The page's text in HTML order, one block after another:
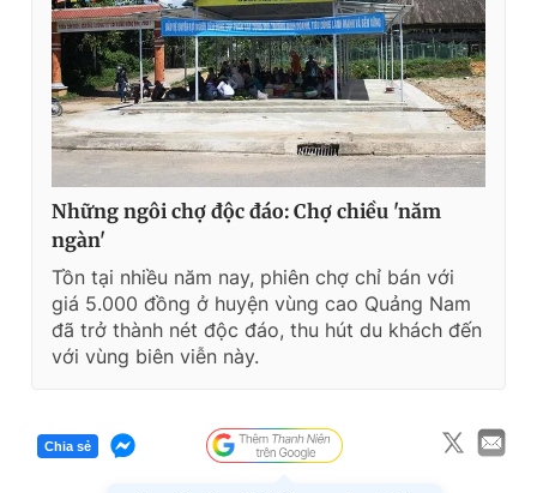
Những ngôi chợ độc đáo: Chợ chiều 'năm
ngàn'
Tồn tại nhiều năm nay, phiên chợ chỉ bán với
giá 5.000 đồng ở huyện vùng cao Quảng Nam
đã trở thành nét độc đáo, thu hút du khách đến
với vùng biên viễn này.
Chia sẻ